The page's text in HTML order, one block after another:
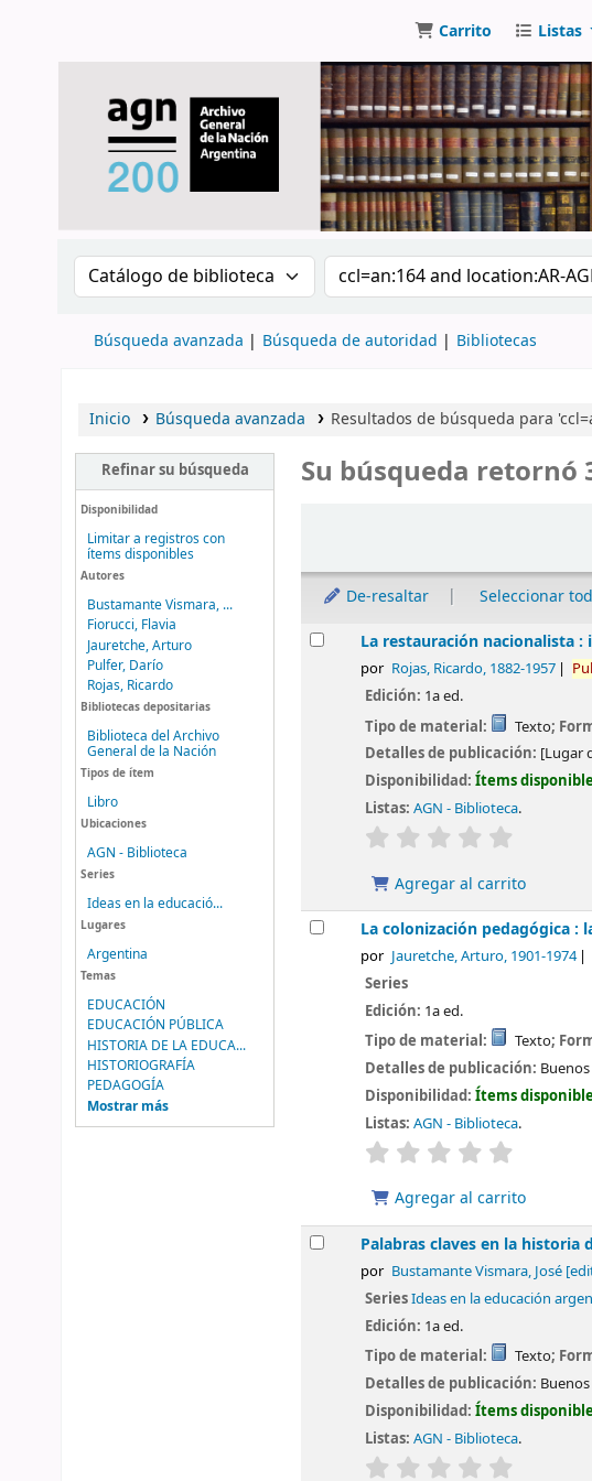
Carrito Listas
Buscar en el catálogo por: Buscar en el catálogo
Búsqueda avanzada Búsqueda de autoridad Bibliotecas
Inicio Búsqueda avanzada Resultados de búsqueda para
Refinar su búsqueda
Disponibilidad
Limitar a registros con
ítems disponibles
Autores
Bustamante Vismara, ...
Fiorucci, Flavia
Jauretche, Arturo
Pulfer, Darío
Rojas, Ricardo
Bibliotecas depositarias
Biblioteca del Archivo
General de la Nación
Tipos de ítem
Libro
Ubicaciones
AGN - Biblioteca
Series
Ideas en la educació...
Lugares
Argentina
Temas
EDUCACIÓN
EDUCACIÓN PÚBLICA
HISTORIA DE LA EDUCA...
HISTORIOGRAFÍA
PEDAGOGÍA
Mostrar más
Su búsqueda retornó
De-resaltar Seleccionar
ResultadosLa restauración nacionalista
por Rojas, Ricardo, 1882-1957
Edición: 1a ed.
Tipo de material:
Texto;
Detalles de publicación: [Lugar
Disponibilidad:Ítems
Listas: AGN - Biblioteca.
valoración
Agregar al carrito
La colonización pedagógica :
por Jauretche, Arturo, 1901-1974
Series
Edición: 1a ed.
Tipo de material:
Texto;
Detalles de publicación:
Disponibilidad:Ítems
Listas: AGN - Biblioteca.
valoración
Agregar al carrito
Palabras claves en la historia
por Bustamante Vismara, José
SeriesIdeas en la educación
Edición: 1a ed.
Tipo de material:
Texto;
Detalles de publicación:
Disponibilidad:Ítems
Listas: AGN - Biblioteca.
valoración